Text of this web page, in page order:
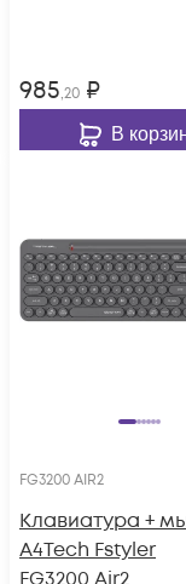
985,20 ₽
В
FG3200 AIR2
Клавиатура +
A4Tech Fstyler